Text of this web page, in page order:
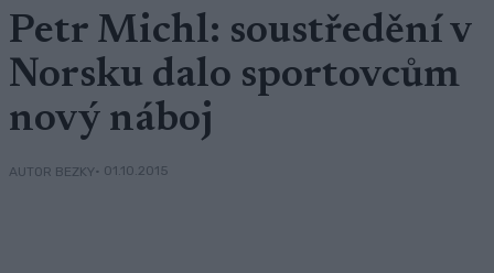
Petr Michl: soustředění v
Norsku dalo sportovcům
nový náboj
AUTOR BEZKY• 01.10.2015